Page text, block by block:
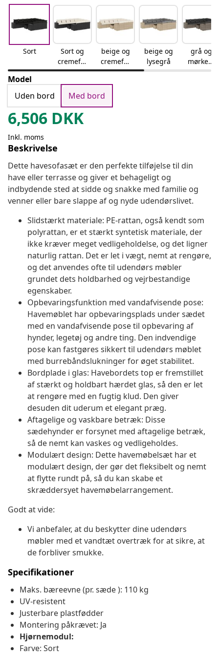
Sort
Sort og
cremefar
vet
beige og
cremefar
vet
beige og
lysegrå
grå og
mørkegr
å
Model
Uden bord
Med bord
6,506 DKK
Inkl. moms
Beskrivelse
Dette havesofasæt er den perfekte tilføjelse til din
have eller terrasse og giver et behageligt og
indbydende sted at sidde og snakke med familie og
venner eller bare slappe af og nyde udendørslivet.
Slidstærkt materiale: PE-rattan, også kendt som
polyrattan, er et stærkt syntetisk materiale, der
ikke kræver meget vedligeholdelse, og det ligner
naturlig rattan. Det er let i vægt, nemt at rengøre,
og det anvendes ofte til udendørs møbler
grundet dets holdbarhed og vejrbestandige
egenskaber.
Opbevaringsfunktion med vandafvisende pose:
Havemøblet har opbevaringsplads under sædet
med en vandafvisende pose til opbevaring af
hynder, legetøj og andre ting. Den indvendige
pose kan fastgøres sikkert til udendørs møblet
med burrebåndslukninger for øget stabilitet.
Bordplade i glas: Havebordets top er fremstillet
af stærkt og holdbart hærdet glas, så den er let
at rengøre med en fugtig klud. Den giver
desuden dit uderum et elegant præg.
Aftagelige og vaskbare betræk: Disse
sædehynder er forsynet med aftagelige betræk,
så de nemt kan vaskes og vedligeholdes.
Modulært design: Dette havemøbelsæt har et
modulært design, der gør det fleksibelt og nemt
at flytte rundt på, så du kan skabe et
skræddersyet havemøbelarrangement.
Godt at vide:
Vi anbefaler, at du beskytter dine udendørs
møbler med et vandtæt overtræk for at sikre, at
de forbliver smukke.
Specifikationer
Maks. bæreevne (pr. sæde ): 110 kg
UV-resistent
Justerbare plastfødder
Montering påkrævet: Ja
Hjørnemodul:
Farve: Sort